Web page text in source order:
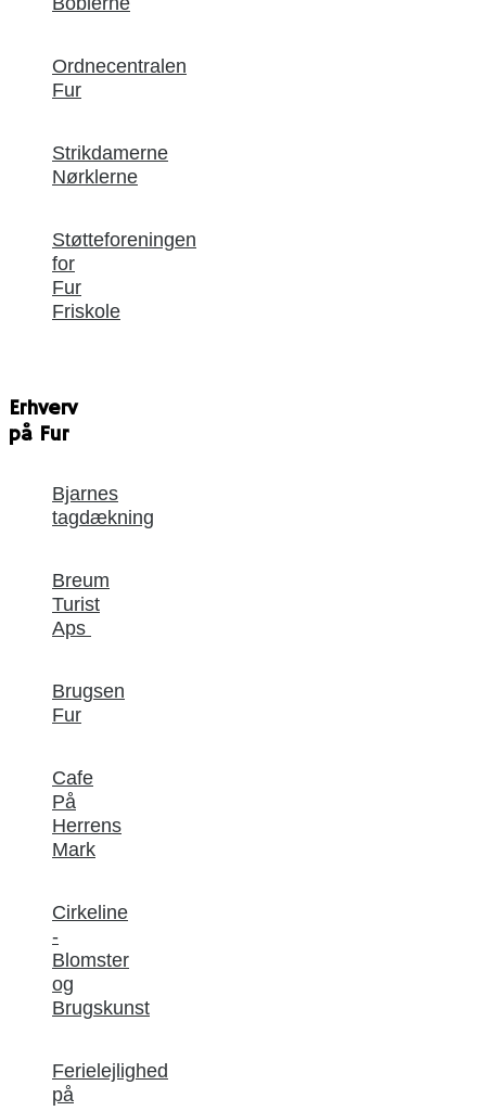
Ordnecentralen
Fur
Strikdamerne
Nørklerne
Støtteforeningen
for
Fur
Friskole
Erhverv
på Fur
Bjarnes
tagdækning
Breum
Turist
Aps
Brugsen
Fur
Cafe
På
Herrens
Mark
Cirkeline
-
Blomster
og
Brugskunst
Ferielejlighed
på